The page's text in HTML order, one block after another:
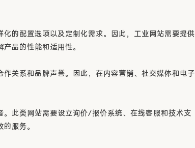
的配置选项以及定制化需求。因此，工业网站需要提供
品的性能和适用性。
关系和品牌声誉。因此，在内容营销、社交媒体和电子
此类网站需要设立询价/报价系统、在线客服和技术支
服务。